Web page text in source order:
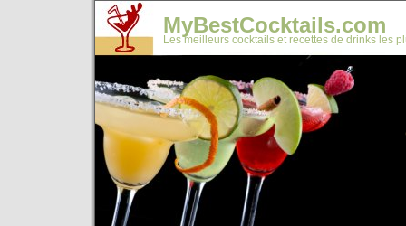
MyBestCocktails.com
Les meilleurs cocktails et recettes de drinks les